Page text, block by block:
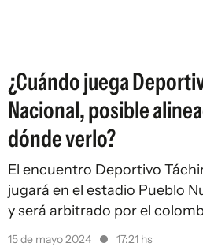
¿Cuándo juega
Nacional, posible
dónde verlo?
El encuentro Deportivo
jugará en el estadio Pueblo
y será arbitrado por el
15 de mayo 2024 17:21 hs